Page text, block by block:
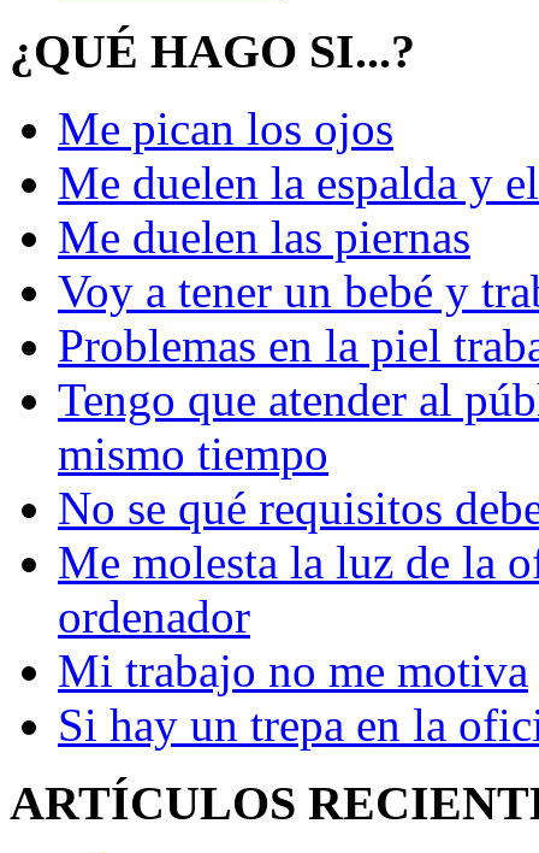
¿QUÉ HAGO SI...?
Me pican los ojos
Me duelen la espalda y
Me duelen las piernas
Voy a tener un bebé y
Problemas en la piel
Tengo que atender al
mismo tiempo
No se qué requisitos
Me molesta la luz de la
ordenador
Mi trabajo no me motiva
Si hay un trepa en la
ARTÍCULOS